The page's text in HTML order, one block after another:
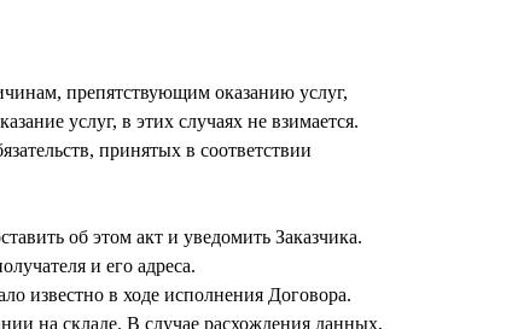
препятствующим оказанию услуг,
услуг, в этих случаях не взимается.
принятых в соответствии
об этом акт и уведомить Заказчика.
и его адреса.
известно в ходе исполнения Договора.
на складе. В случае расхождения данных,